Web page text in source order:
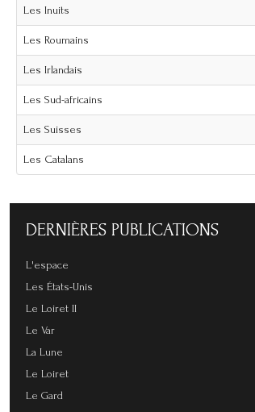
Les Inuits
Les Roumains
Les Irlandais
Les Sud-africains
Les Suisses
Les Catalans
DERNIÈRES PUBLICATIONS
L'espace
Les États-Unis
Le Loiret II
Le Var
La Lune
Le Loiret
Le Gard